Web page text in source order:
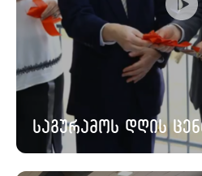
საგურამოს დღის